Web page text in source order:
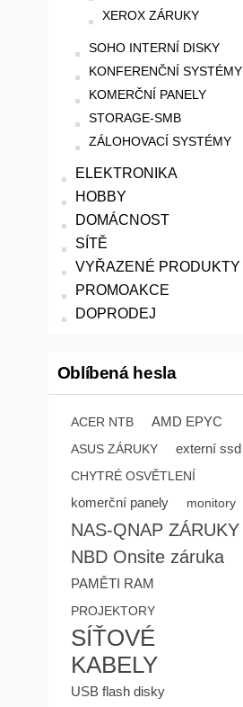
XEROX ZÁRUKY
SOHO INTERNÍ DISKY
KONFERENČNÍ SYSTÉMY
KOMERČNÍ PANELY
STORAGE-SMB
ZÁLOHOVACÍ SYSTÉMY
ELEKTRONIKA
HOBBY
DOMÁCNOST
SÍTĚ
VYŘAZENÉ PRODUKTY
PROMOAKCE
DOPRODEJ
Oblíbená hesla
ACER NTB AMD EPYC
ASUS ZÁRUKY externí ssd
CHYTRÉ OSVĚTLENÍ
komerční panely monitory
NAS-QNAP ZÁRUKY
NBD Onsite záruka
PAMĚTI RAM
PROJEKTORY
SÍŤOVÉ
KABELY
USB flash disky